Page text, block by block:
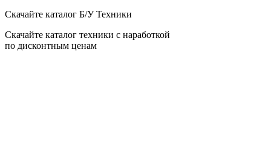
Скачайте каталог Б/У Техники
Скачайте каталог техники с наработкой
по дисконтным ценам